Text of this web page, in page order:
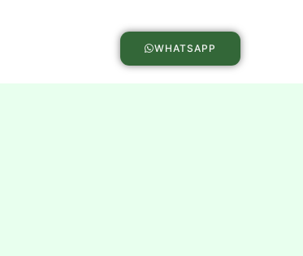
WHATSAPP